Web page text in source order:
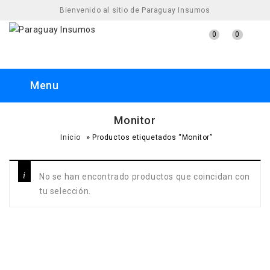
Bienvenido al sitio de Paraguay Insumos
0 0
Menu
Monitor
Inicio » Productos etiquetados “Monitor”
No se han encontrado productos que coincidan con
tu selección.